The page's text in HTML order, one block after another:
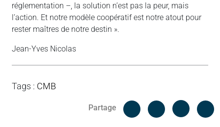
réglementation –, la solution n’est pas la peur, mais
l’action. Et notre modèle coopératif est notre atout pour
rester maîtres de notre destin ».
Jean-Yves Nicolas
Tags : CMB
Partage
Facebook